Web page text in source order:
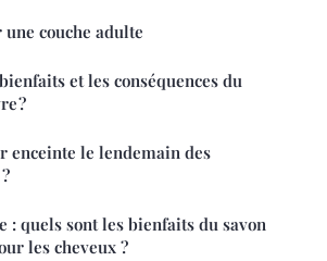
couche adulte
et les conséquences du
?
enceinte le lendemain des
: quels sont les bienfaits du savon
les cheveux ?